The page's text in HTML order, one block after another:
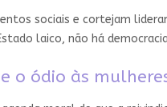
sociais e cortejam
laico, não há
o ódio às